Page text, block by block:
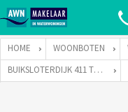
HOME WOONBOTEN
BUIKSLOTERDIJK 411 TE 1034 ZA AMSTERDAM